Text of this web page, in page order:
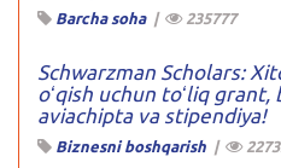
Barcha soha| 235777
Schwarzman Scholars:
oʻqish uchun toʻliq
aviachipta va stipendiya!
Biznesni boshqarish |